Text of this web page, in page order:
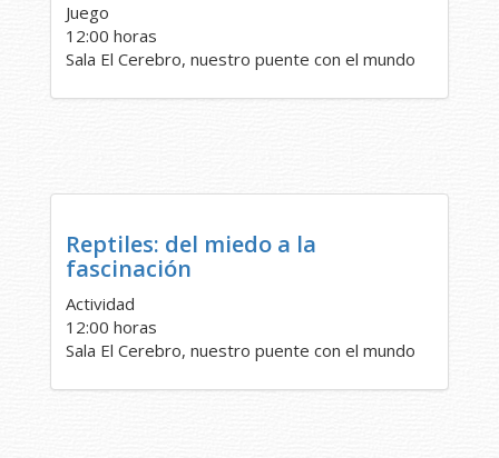
Juego
12:00 horas
Sala El Cerebro, nuestro puente con el mundo
Reptiles: del miedo a la
fascinación
Actividad
12:00 horas
Sala El Cerebro, nuestro puente con el mundo